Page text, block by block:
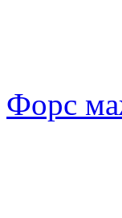
Форс